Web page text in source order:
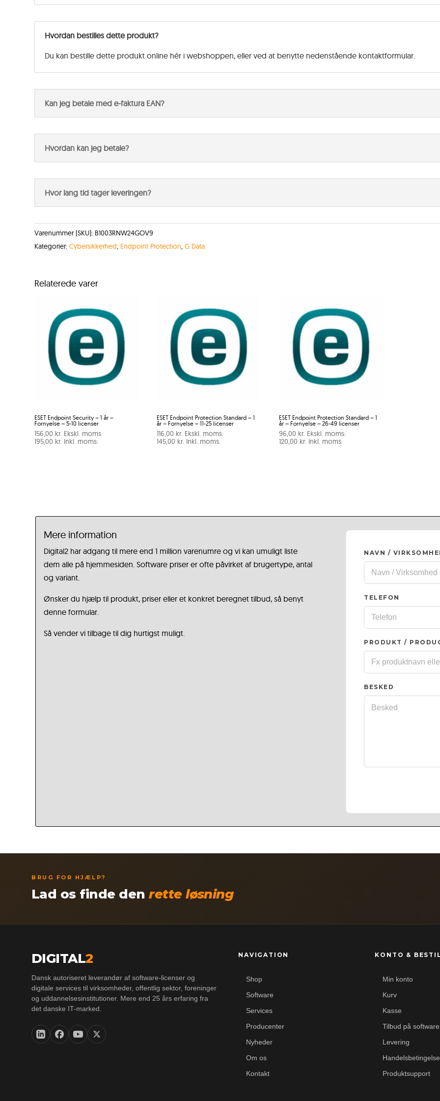
Hvordan bestilles dette produkt?
Du kan bestille dette produkt online hér i webshoppen, eller ved at benytte nedenstående kontaktformular.
Kan jeg betale med e-faktura EAN?
Hvordan kan jeg betale?
Hvor lang tid tager leveringen?
Varenummer (SKU): B1003RNW24GOV9
Kategorier: Cybersikkerhed, Endpoint Protection, G Data
Relaterede varer
ESET Endpoint Security – 1 år –
Fornyelse – 5-10 licenser
156,00 kr. Ekskl. moms:
195,00 kr. Inkl. moms:
ESET Endpoint Protection Standard – 1
år – Fornyelse – 11-25 licenser
116,00 kr. Ekskl. moms:
145,00 kr. Inkl. moms:
ESET Endpoint Protection Standard – 1
år – Fornyelse – 26-49 licenser
96,00 kr. Ekskl. moms:
120,00 kr. Inkl. moms:
Mere information
Digital2 har adgang til mere end 1 million varenumre og vi kan umuligt liste
dem alle på hjemmesiden. Software priser er ofte påvirket af brugertype, antal
og variant.
Ønsker du hjælp til produkt, priser eller et konkret beregnet tilbud, så benyt
denne formular.
Så vender vi tilbage til dig hurtigst muligt.
NAVN /
TELEFON
PRODUKT /
BESKED
BRUG FOR HJÆLP?
Lad os finde denrette løsning
DIGITAL2
Dansk autoriseret leverandør af software-licenser og
digitale services til virksomheder, offentlig sektor, foreninger
og uddannelsesinstitutioner. Mere end 25 års erfaring fra
det danske IT-marked.
NAVIGATION
Shop
Software
Services
Producenter
Nyheder
Om os
Kontakt
KONTO &
Min konto
Kurv
Kasse
Tilbud på software
Levering
Produktsupport